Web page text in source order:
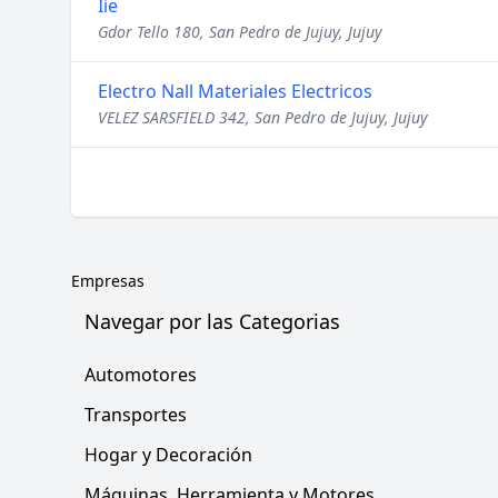
Iie
Gdor Tello 180, San Pedro de Jujuy, Jujuy
Electro Nall Materiales Electricos
VELEZ SARSFIELD 342, San Pedro de Jujuy, Jujuy
Empresas
Navegar por las Categorias
Automotores
Transportes
Hogar y Decoración